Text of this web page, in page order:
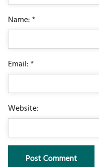
Name: *
Email: *
Website: